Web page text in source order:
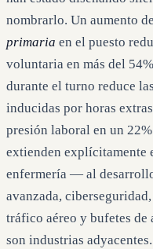
nombrarlo. Un aumento
primaria en el puesto
voluntaria en más del
durante el turno reduce
inducidas por horas
presión laboral en un
extienden explícitamente
enfermería — al
avanzada,
tráfico aéreo y bufetes de
son industrias